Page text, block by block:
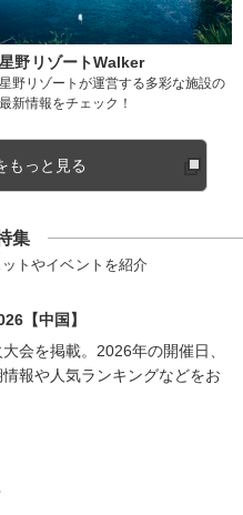
星野リゾートWalker
星野リゾートが運営する多彩な施設の
最新情報をチェック！
もっと見る
集
トやイベントを紹介
【中国】
会を掲載。2026年の開催日、
報や人気ランキングなどをお